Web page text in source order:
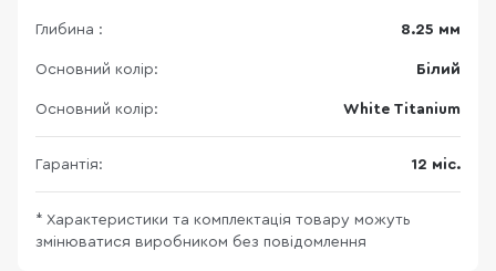
Глибина : 8.25 мм
Основний колір: Білий
Основний колір: White Titanium
Гарантія: 12 міс.
* Характеристики та комплектація товару можуть
змінюватися виробником без повідомлення